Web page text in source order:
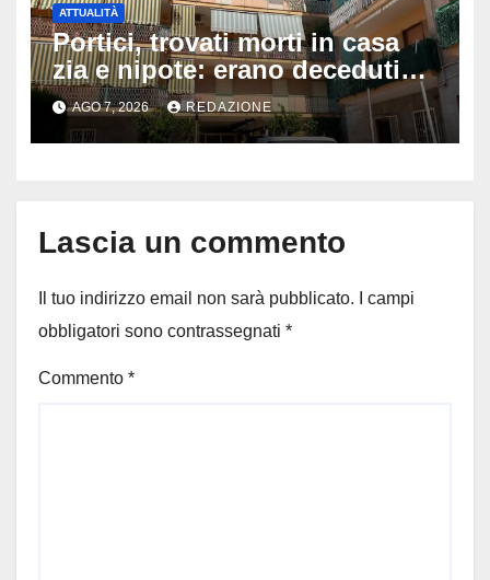
ATTUALITÀ
Portici, trovati morti in casa
zia e nipote: erano deceduti
da giorni, il caldo tra le ipotesi
al vaglio
AGO 7, 2026 REDAZIONE
Lascia un commento
Il tuo indirizzo email non sarà pubblicato.
I campi
obbligatori sono contrassegnati *
Commento *